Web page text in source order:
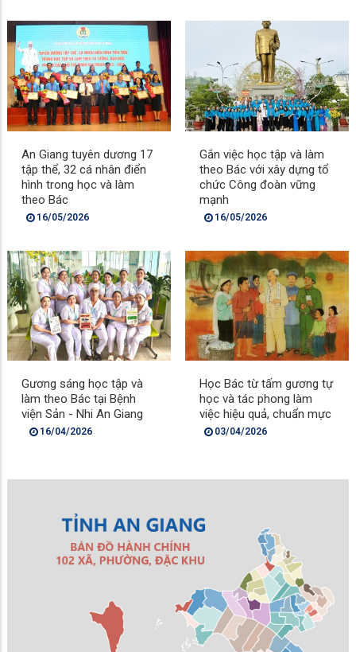
An Giang tuyên dương 17
tập thể, 32 cá nhân điển
hình trong học và làm
theo Bác
16/05/2026
Gắn việc học tập và làm
theo Bác với xây dựng tổ
chức Công đoàn vững
mạnh
16/05/2026
Gương sáng học tập và
làm theo Bác tại Bệnh
viện Sản - Nhi An Giang
16/04/2026
Học Bác từ tấm gương tự
học và tác phong làm
việc hiệu quả, chuẩn mực
03/04/2026